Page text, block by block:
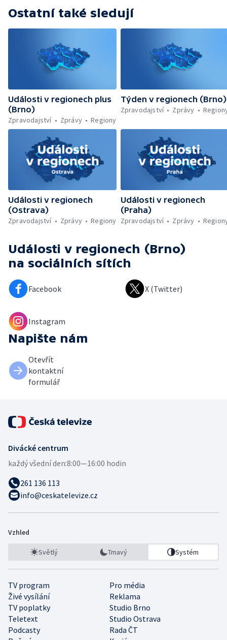
Ostatní také sledují
Události v regionech plus
(Brno)
Zpravodajství
Zprávy Regiony
Týden v regionech (Brno)
Zpravodajství
Zprávy
Události v regionech
(Ostrava)
Zpravodajství
Zprávy Regiony
Události v regionech
(Praha)
Zpravodajství
Zprávy
Události v regionech (Brno)
na sociálních sítích
Facebook X (Twitter)
Instagram
Napište nám
Otevřít
kontaktní
formulář
Divácké centrum
každý všední den:8:00—16:00 hodin
261 136 113
info@ceskatelevize.cz
Vzhled
Světlý Tmavý Systém
TV program
Pro média
Živé vysílání
Reklama
TV poplatky
Studio Brno
Teletext
Studio Ostrava
Podcasty
Rada ČT